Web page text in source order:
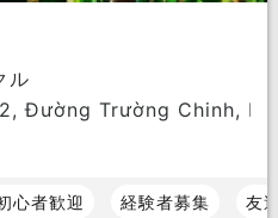
ル
Đường Trường Chinh,
心者歓迎 経験者募集 友